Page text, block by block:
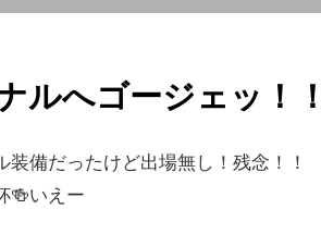
ルへゴージェッ！！
装備だったけど出場無し！残念！！
🍻いえー